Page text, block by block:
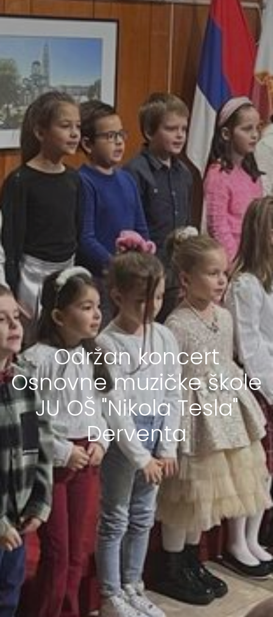
Održan koncert
Osnovne muzičke škole
JU OŠ "Nikola Tesla"
Derventa